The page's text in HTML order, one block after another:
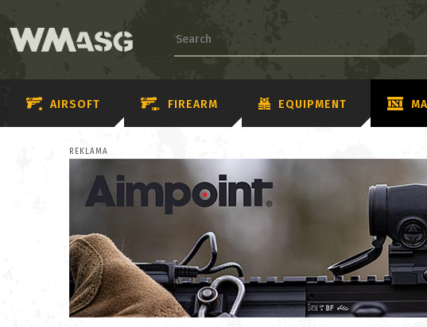
AIRSOFT FIREARM EQUIPMENT
REKLAMA